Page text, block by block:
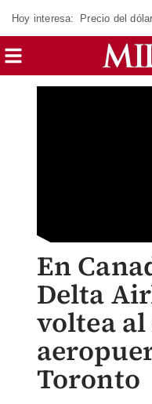
Hoy interesa: Precio del dólar
En
Delta
voltea
Toronto